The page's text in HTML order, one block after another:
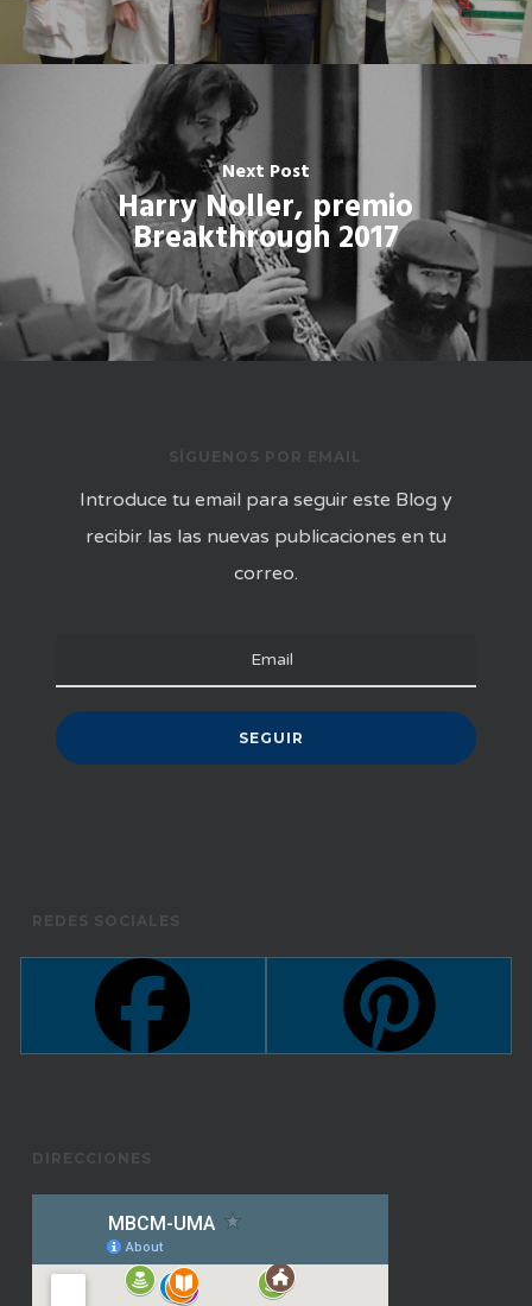
Next Post
Harry Noller, premio
Breakthrough 2017
SÍGUENOS POR EMAIL
Introduce tu email para seguir este Blog y
recibir las las nuevas publicaciones en tu
correo.
REDES SOCIALES
DIRECCIONES